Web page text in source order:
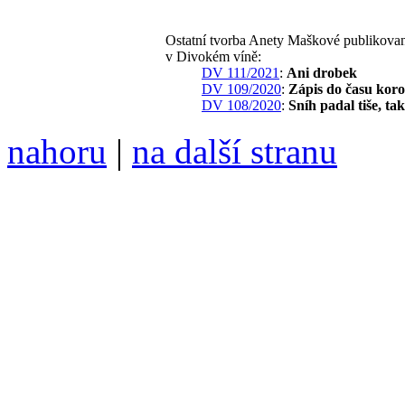
Ostatní tvorba Anety Maškové
v Divokém víně:
DV 111/2021 : Ani drobek
DV 109/2020: Zápis do času
DV 108/2020: Sníh padal tiše,
nahoru | na další stranu